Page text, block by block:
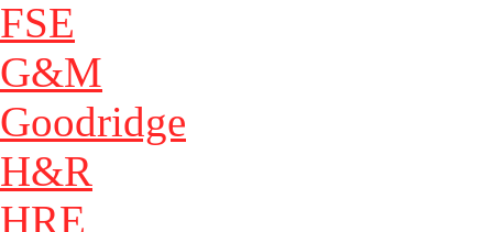
FSE
G&M
Goodridge
H&R
HRE